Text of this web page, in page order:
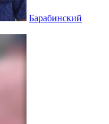
Барабинский